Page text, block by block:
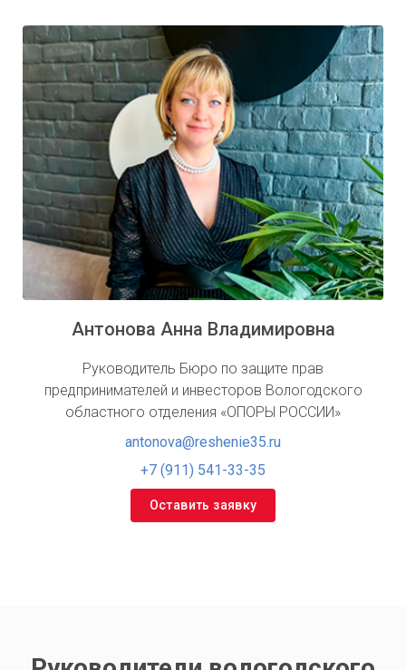
Антонова Анна Владимировна
Руководитель Бюро по защите прав
предпринимателей и инвесторов Вологодского
областного отделения «ОПОРЫ РОССИИ»
antonova@reshenie35.ru
+7 (911) 541-33-35
Оставить заявку